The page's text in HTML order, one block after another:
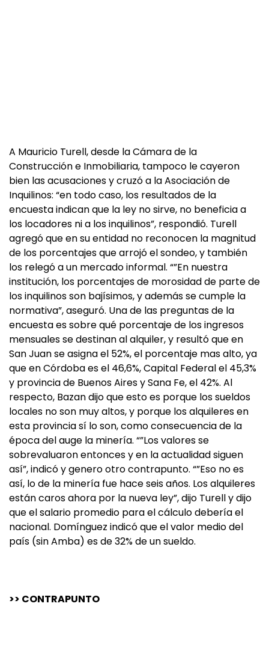
A Mauricio Turell, desde la Cámara de la
Construcción e Inmobiliaria, tampoco le cayeron
bien las acusaciones y cruzó a la Asociación de
Inquilinos: “en todo caso, los resultados de la
encuesta indican que la ley no sirve, no beneficia a
los locadores ni a los inquilinos”, respondió. Turell
agregó que en su entidad no reconocen la magnitud
de los porcentajes que arrojó el sondeo, y también
los relegó a un mercado informal. “”En nuestra
institución, los porcentajes de morosidad de parte de
los inquilinos son bajísimos, y además se cumple la
normativa”, aseguró. Una de las preguntas de la
encuesta es sobre qué porcentaje de los ingresos
mensuales se destinan al alquiler, y resultó que en
San Juan se asigna el 52%, el porcentaje mas alto, ya
que en Córdoba es el 46,6%, Capital Federal el 45,3%
y provincia de Buenos Aires y Sana Fe, el 42%. Al
respecto, Bazan dijo que esto es porque los sueldos
locales no son muy altos, y porque los alquileres en
esta provincia sí lo son, como consecuencia de la
época del auge la minería. “”Los valores se
sobrevaluaron entonces y en la actualidad siguen
así”, indicó y genero otro contrapunto. “”Eso no es
así, lo de la minería fue hace seis años. Los alquileres
están caros ahora por la nueva ley”, dijo Turell y dijo
que el salario promedio para el cálculo debería el
nacional. Domínguez indicó que el valor medio del
país (sin Amba) es de 32% de un sueldo.
>> CONTRAPUNTO